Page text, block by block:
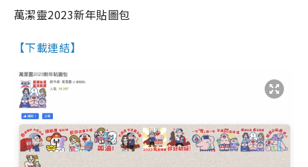
萬潔靈2023新年貼圖包
【下載連結】